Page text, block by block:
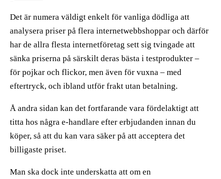
Det är numera väldigt enkelt för vanliga dödliga att
analysera priser på flera internetwebbshoppar och därför
har de allra flesta internetföretag sett sig tvingade att
sänka priserna på särskilt deras bästa i testprodukter –
för pojkar och flickor, men även för vuxna – med
eftertryck, och ibland utför frakt utan betalning.
Å andra sidan kan det fortfarande vara fördelaktigt att
titta hos några e-handlare efter erbjudanden innan du
köper, så att du kan vara säker på att acceptera det
billigaste priset.
Man ska dock inte underskatta att om en